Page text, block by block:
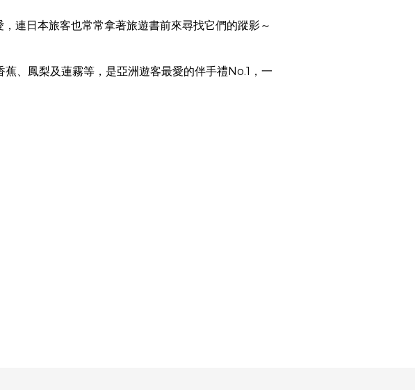
連日本旅客也常常拿著旅遊書前來尋找它們的蹤影～
、鳳梨及蓮霧等，是亞洲遊客最愛的伴手禮No.1，一